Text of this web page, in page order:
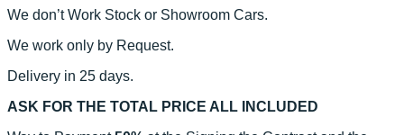
We don’t Work Stock or Showroom Cars.
We work only by Request.
Delivery in 25 days.
ASK FOR THE TOTAL PRICE ALL INCLUDED